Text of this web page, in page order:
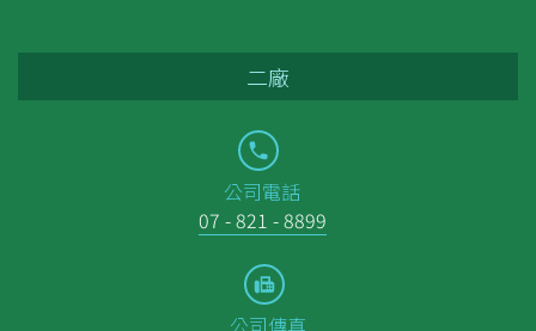
二廠
公司電話
07 - 821 - 8899
公司傳真